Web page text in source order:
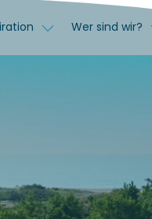
Wer sind wir?